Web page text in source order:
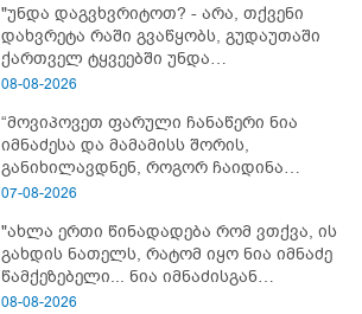
ავიწროებდა” - ეკა კუპატაძე
"უნდა დაგვხვრიტოთ? - არა, თქვენი
დახვრეტა რაში გვაწყობს, გუდაუთაში
ქართველ ტყვეებში უნდა
გადაგცვალოთ..."
08-08-2026
“მოვიპოვეთ ფარული ჩანაწერი ნია
იმნაძესა და მამამისს შორის,
განიხილავდნენ, როგორ ჩაიდინა
გაბაშვილმა დანაშაული” - რას ამბობს
07-08-2026
"ახლა ერთი წინადადება რომ ვთქვა, ის
გახდის ნათელს, რატომ იყო ნია იმნაძე
წამქეზებელი... ნია იმნაძისგან
გამოსული ინფორმაციაა ეს" - რას
08-08-2026